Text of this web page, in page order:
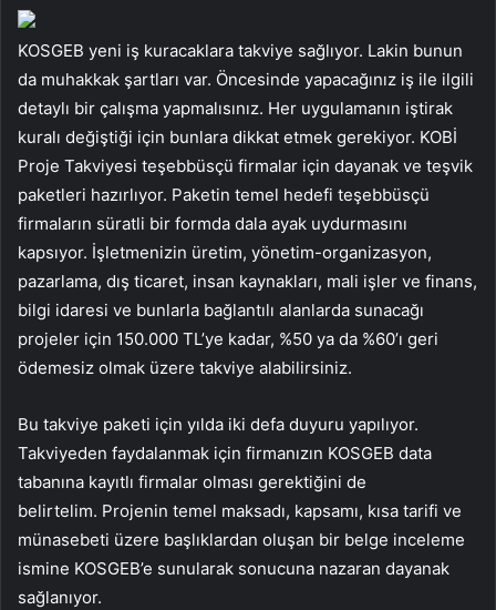
KOSGEB yeni iş kuracaklara takviye sağlıyor. Lakin bunun
da muhakkak şartları var. Öncesinde yapacağınız iş ile ilgili
detaylı bir çalışma yapmalısınız. Her uygulamanın iştirak
kuralı değiştiği için bunlara dikkat etmek gerekiyor. KOBİ
Proje Takviyesi teşebbüsçü firmalar için dayanak ve teşvik
paketleri hazırlıyor. Paketin temel hedefi teşebbüsçü
firmaların süratli bir formda dala ayak uydurmasını
kapsıyor. İşletmenizin üretim, yönetim-organizasyon,
pazarlama, dış ticaret, insan kaynakları, mali işler ve finans,
bilgi idaresi ve bunlarla bağlantılı alanlarda sunacağı
projeler için 150.000 TL’ye kadar, %50 ya da %60’ı geri
ödemesiz olmak üzere takviye alabilirsiniz.
Bu takviye paketi için yılda iki defa duyuru yapılıyor.
Takviyeden faydalanmak için firmanızın KOSGEB data
tabanına kayıtlı firmalar olması gerektiğini de
belirtelim. Projenin temel maksadı, kapsamı, kısa tarifi ve
münasebeti üzere başlıklardan oluşan bir belge inceleme
ismine KOSGEB’e sunularak sonucuna nazaran dayanak
sağlanıyor.